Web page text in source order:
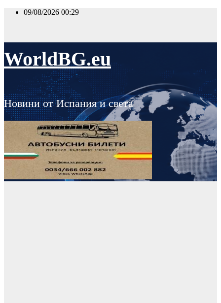
Skip
09/08/2026 00:29
WorldBG.eu
Новини от Испания и света